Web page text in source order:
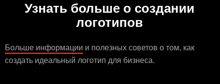
Узнать больше о создании
логотипов
Больше информации и полезных советов о том, как
создать идеальный логотип для бизнеса.